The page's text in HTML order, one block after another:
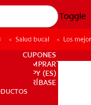
Toggle
PRODUCTOS
CUPONES
COMPRAR
PY (ES)
SUSCRÍBASE
Salud bucal Los